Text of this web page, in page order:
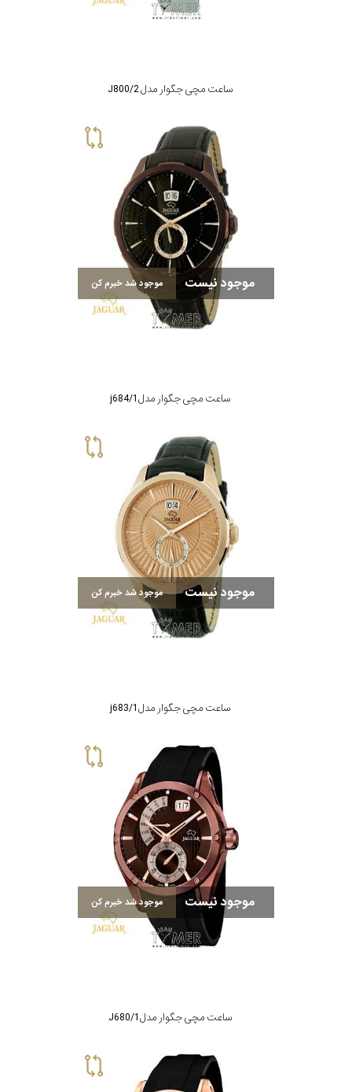
ساعت مچی جگوار مدل J800/2
موجود نیست موجود شد خبرم کن
ساعت مچی جگوار مدل j684/1
موجود نیست موجود شد خبرم کن
ساعت مچی جگوار مدل j683/1
موجود نیست موجود شد خبرم کن
ساعت مچی جگوار مدل J680/1